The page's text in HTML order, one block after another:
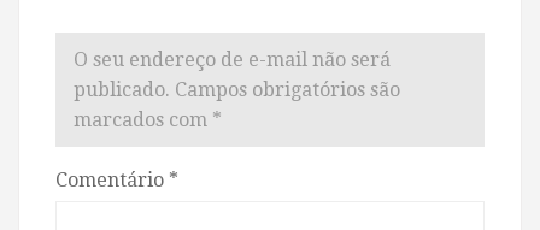
O seu endereço de e-mail não será
publicado. Campos obrigatórios são
marcados com *
Comentário *